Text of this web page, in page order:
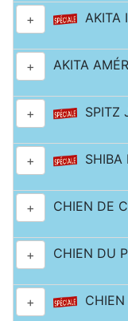
+ AKITA
+ AKITA
+ SPITZ
+
+ CHIEN DE
+ CHIEN DU
+